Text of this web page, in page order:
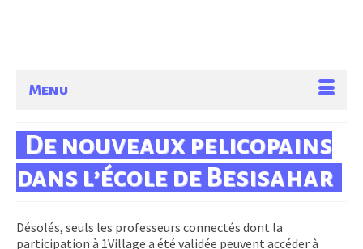
Menu
De nouveaux pelicopains
dans l’école de Besisahar
Désolés, seuls les professeurs connectés dont la
participation à 1Village a été validée peuvent accéder à